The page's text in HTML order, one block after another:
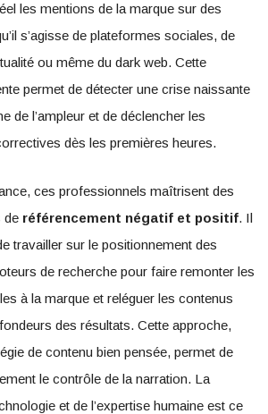
les mentions de la marque sur des
s’agisse de plateformes sociales, de
ou même du dark web. Cette
permet de détecter une crise naissante
de l’ampleur et de déclencher les
dès les premières heures.
ces professionnels maîtrisent des
de référencement négatif et positif. Il
travailler sur le positionnement des
de recherche pour faire remonter les
à la marque et reléguer les contenus
des résultats. Cette approche,
de contenu bien pensée, permet de
le contrôle de la narration. La
et de l’expertise humaine est ce